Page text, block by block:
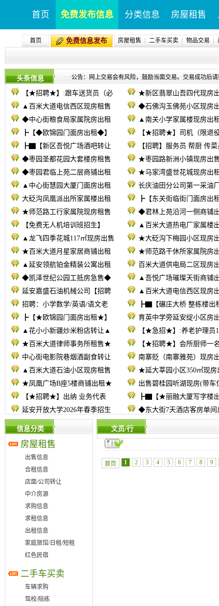
首页 免费发布信息 分类信息 房屋租售
首页 免费信息发布 房屋租售 二手车买卖 物品交易
头条信息 公告：网上交易会有风险，鼓励当面交易。交易成功后
【★招聘★】:跟车送货员（必
★新区翡翠山吾四代现房
▲百米大道电信西区现房租售
◆石佛沟玉佛苑小区现房
◆中心街粮食局家属院房出租
▲南关小学家属楼现房出
┣【◆欧锦园门面房出租◆】
【★招聘★】司机（限退
┣▇【新区吾悦广场酒吧转让
【招聘】服务员 帮厨 传菜
◆枣园圣都花园大套楼房租售
★枣园路新洲小镇现房出
◆枣园君临上苑二层商铺出租
★马家湾盛世花城现房出
▲中心街慧园大厦门面房出租
长庆油田分公司第一采油
大砭沟凤凰派出所家属楼出租
┣【东关街临街门面房出
★师范路工行家属院现房租售
◆君林上苑沿河一侧商铺
【免费无人机培训班招生】
▲百米大道热电厂家属楼
▲龙飞四季花城117㎡现房出售
★大砭沟下梅园小区现房
★百米大道月星家居商铺出租
★师范路干休所家属院房
▲延安领航铂金精装公寓出租
百米大道供电局二区现房
◆凯泽世纪公园工抵房急售◆
▲吾悦广场璀璨天街商铺
延安嘉盛石油机械公司【招聘
▲百米大道电信西区现房
招聘：小学数学/英语/语文老
┣▇【碾庄大桥 整栋楼出
┣【★欧锦园门面房出租★】
育英中学旁延安绽小区房
▲花小小新疆炒米粉店转让▲
【★急招★】:养老护理员
★百米大道律师事务所租售★
【★招聘★】会所厨师一
中心街电影院巷烟酒副食转让
南寨贬（南寨雅苑）现房
▲百米大道石油小区现房租售
★延大莘园小区350㎡现房
★凤凰广场B座5楼商铺出租★
出售碧桂园听湖现房(带车
【★招聘★】出纳 业务代表
┣▇【★丽融大厦写字楼
延安开放大学2026年春季招生
◆东大街7天酒店客房单间
信息分类
房屋租售
出售信息
合租信息
店面/公司转让
中介房源
求购信息
求租信息
出租信息
家庭旅馆/日租/短租
红色民宿
二手车买卖
车辆求购
驾校/陪练
文员/行
首页 1 2 3 4 5 6 7 8 9